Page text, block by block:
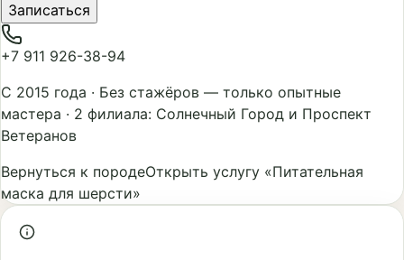
Записаться
+7 911 926-38-94
С 2015 года · Без стажёров — только опытные
мастера · 2 филиала: Солнечный Город и Проспект
Ветеранов
Вернуться к породеОткрыть услугу «Питательная
маска для шерсти»